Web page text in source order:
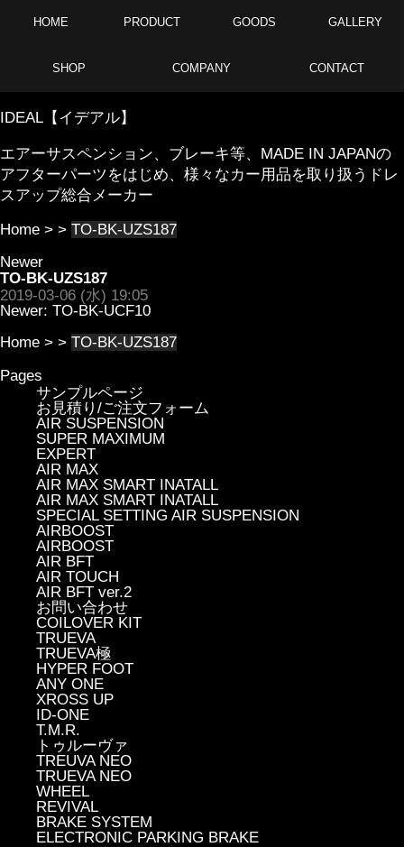
HOME PRODUCT GOODS GALLERY
SHOP COMPANY CONTACT
IDEAL【イデアル】
エアーサスペンション、ブレーキ等、MADE IN JAPANの
アフターパーツをはじめ、様々なカー用品を取り扱うドレ
スアップ総合メーカー
Home > > TO-BK-UZS187
Newer
TO-BK-UZS187
2019-03-06 (水) 19:05
Newer: TO-BK-UCF10
Home > > TO-BK-UZS187
Pages
サンプルページ
お見積り/ご注文フォーム
AIR SUSPENSION
SUPER MAXIMUM
EXPERT
AIR MAX
AIR MAX SMART INATALL
AIR MAX SMART INATALL
SPECIAL SETTING AIR SUSPENSION
AIRBOOST
AIRBOOST
AIR BFT
AIR TOUCH
AIR BFT ver.2
お問い合わせ
COILOVER KIT
TRUEVA
TRUEVA極
HYPER FOOT
ANY ONE
XROSS UP
ID-ONE
T.M.R.
トゥルーヴァ
TREUVA NEO
TRUEVA NEO
WHEEL
REVIVAL
BRAKE SYSTEM
ELECTRONIC PARKING BRAKE